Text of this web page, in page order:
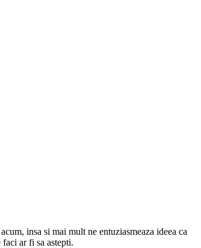
insa si mai mult ne entuziasmeaza ideea ca
ar fi sa astepti.